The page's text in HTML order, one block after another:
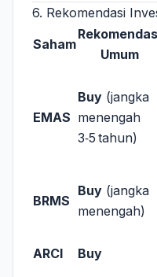
6. Rekomendasi
Saham
Umum
EMAS
Buy (jangka
menengah
3‑5 tahun)
BRMS
Buy (jangka
menengah)
ARCI Buy